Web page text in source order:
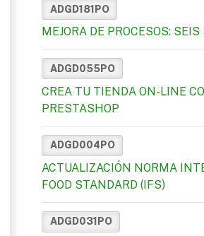
ADGD181PO
MEJORA DE PROCESOS:
ADGD055PO
CREA TU TIENDA ON-LINE
PRESTASHOP
ADGD004PO
ACTUALIZACIÓN NORMA
FOOD STANDARD (IFS)
ADGD031PO